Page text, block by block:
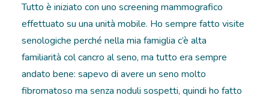
Tutto è iniziato con uno screening mammografico
effettuato su una unità mobile. Ho sempre fatto visite
senologiche perché nella mia famiglia c’è alta
familiarità col cancro al seno, ma tutto era sempre
andato bene: sapevo di avere un seno molto
fibromatoso ma senza noduli sospetti, quindi ho fatto